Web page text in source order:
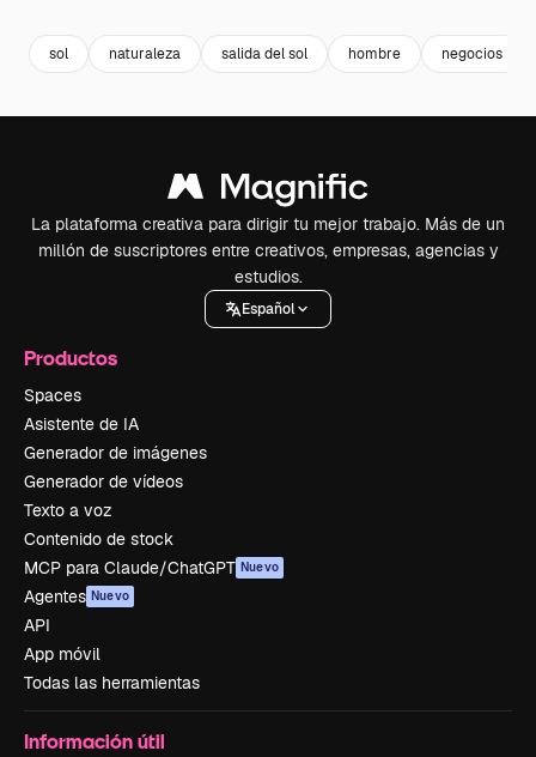
sol naturaleza salida del sol hombre negocios
La plataforma creativa para dirigir tu mejor trabajo. Más de un
millón de suscriptores entre creativos, empresas, agencias y
estudios.
Español
Productos
Spaces
Asistente de IA
Generador de imágenes
Generador de vídeos
Texto a voz
Contenido de stock
MCP para Claude/ChatGPT Nuevo
Agentes Nuevo
API
App móvil
Todas las herramientas
Información útil